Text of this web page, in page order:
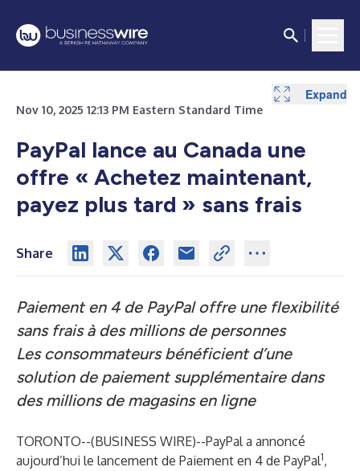
Nov 10, 2025 12:13 PM Eastern Standard Time
PayPal lance au Canada une
offre « Achetez maintenant,
payez plus tard » sans frais
Share
Paiement en 4 de PayPal offre une flexibilité
sans frais à des millions de personnes
Les consommateurs bénéficient d’une
solution de paiement supplémentaire dans
des millions de magasins en ligne
TORONTO--(BUSINESS WIRE)--PayPal a annoncé
aujourd’hui le lancement de Paiement en 4 de PayPal1,
Expand